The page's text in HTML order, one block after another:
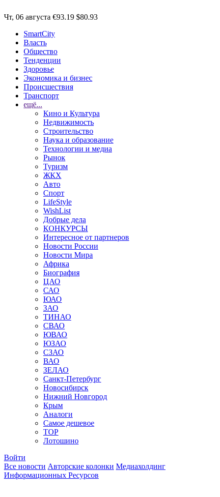
Чт, 06 августа €93.19 $80.93
SmartCity
Власть
Общество
Тенденции
Здоровье
Экономика и бизнес
Происшествия
Транспорт
ещё...
Кино и Культура
Недвижимость
Строительство
Наука и образование
Технологии и медиа
Рынок
Туризм
ЖКХ
Авто
Спорт
LifeStyle
WishList
Добрые дела
КОНКУРСЫ
Интересное от партнеров
Новости России
Новости Мира
Африка
Биография
ЦАО
САО
ЮАО
ЗАО
ТИНАО
СВАО
ЮВАО
ЮЗАО
СЗАО
ВАО
ЗЕЛАО
Санкт-Петербург
Новосибирск
Нижний Новгород
Крым
Аналоги
Самое дешевое
TOP
Лотошино
Войти
Все новости Авторские колонки Медиахолдинг
Информационных Ресурсов